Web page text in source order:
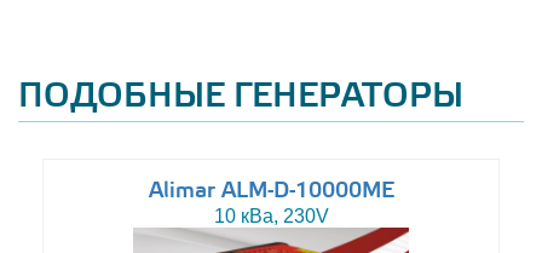
ПОДОБНЫЕ ГЕНЕРАТОРЫ
Alimar ALM-D-10000ME
10 кВа, 230V